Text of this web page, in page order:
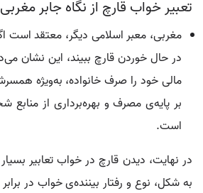
تعبیر خواب قارچ از نگاه جابر مغربی
مغربی، معبر اسلامی دیگر، معتقد است
در حال خوردن قارچ ببیند، این نشان
مالی خود را صرف خانواده، به‌ویژه
بر پایه‌ی مصرف و بهره‌برداری از منابع
است.
در نهایت، دیدن قارچ در خواب تعابیر
به شکل، نوع و رفتار بیننده‌ی خواب در